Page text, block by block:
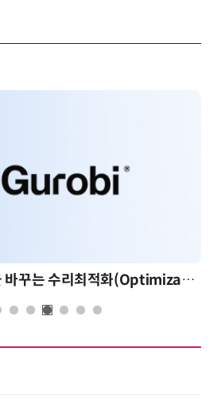
AI 시대의 의사결정을 바꾸는 수리최적화(Optimization): 실제 산업 적용 사례와 활용 전략 AI 핀옵